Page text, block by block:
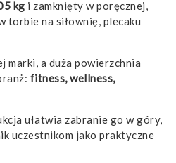
kg i zamknięty w poręcznej,
torbie na siłownię, plecaku
a duża powierzchnia
fitness, wellness,
ułatwia zabranie go w góry,
uczestnikom jako praktyczne